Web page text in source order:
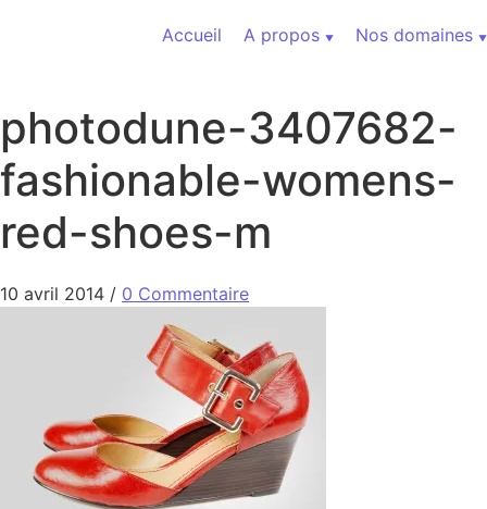
Accueil
A propos Nos domaines
photodune-3407682-
fashionable-womens-
red-shoes-m
10 avril 2014 / 0 Commentaire